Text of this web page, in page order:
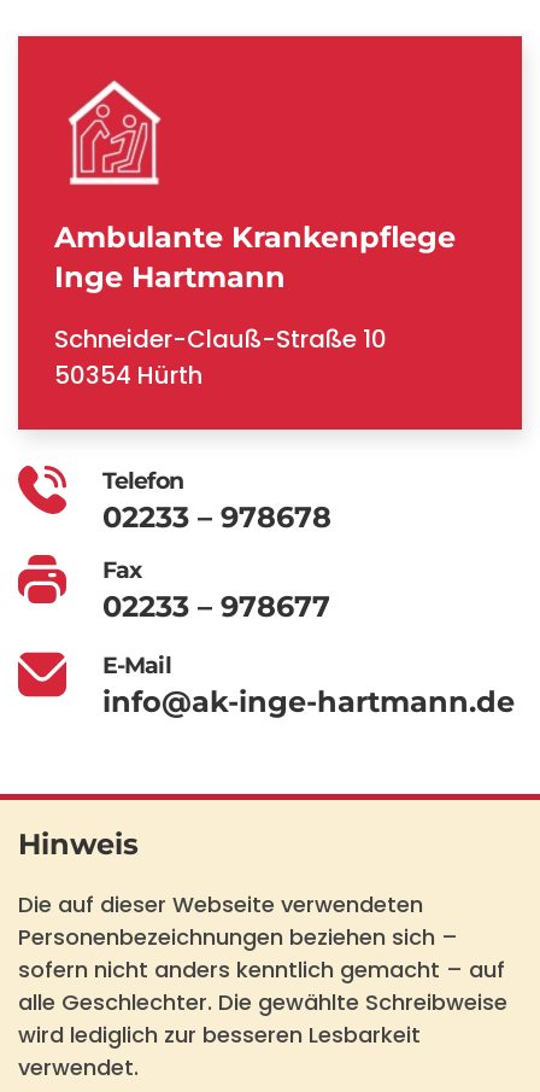
Ambulante Krankenpflege
Inge Hartmann
Schneider-Clauß-Straße 10
50354 Hürth
Telefon
02233 – 978678
Fax
02233 – 978677
E-Mail
info@ak-inge-hartmann.de
Hinweis
Die auf dieser Webseite verwendeten
Personenbezeichnungen beziehen sich –
sofern nicht anders kenntlich gemacht – auf
alle Geschlechter. Die gewählte Schreibweise
wird lediglich zur besseren Lesbarkeit
verwendet.